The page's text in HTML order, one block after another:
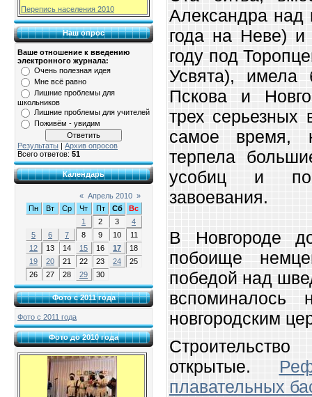
Перепись населения 2010
Наш опрос
Ваше отношение к введению
электронного журнала:
Очень полезная идея
Мне всё равно
Лишние проблемы для
школьников
Лишние проблемы для учителей
Поживём - увидим
Результаты
Архив опросов
Всего ответов: 51
Календарь
« Апрель 2010 »
Пн
Вт Ср Чт Пт Сб
Вс
1
2 3
4
5
6 7 8 9 10
11
12
13 14 15 16 17
18
19
20 21 22 23 24
25
26
27 28 29 30
Фото с 2011 года
Фото с 2011 года
Фото до 2010 года
Александра
года на Неве)
году под
Усвята), имела
Пскова и
трех
самое время,
терпела
усобиц и
завоевания.
В Новгороде
побоище
победой над
новгородским
открытые.
плавательных